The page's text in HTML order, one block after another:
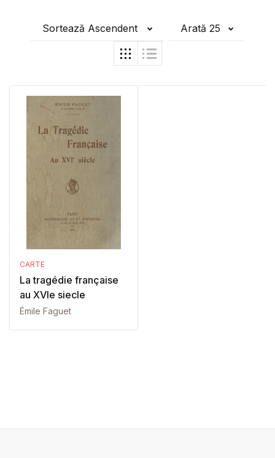
Sortează Ascendent Arată 25
CARTE
La tragédie française
au XVIe siecle
Émile Faguet